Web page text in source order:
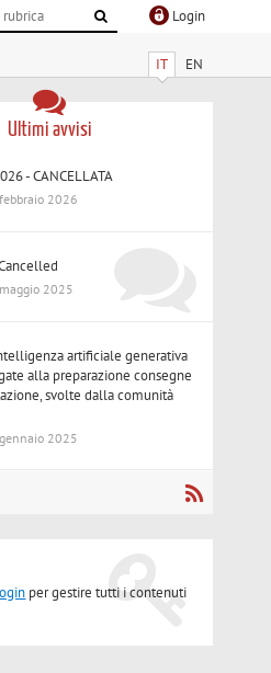
Login
IT EN
Ultimi avvisi
- CANCELLATA
2026
2025
artificiale generativa
alla preparazione consegne
svolte dalla comunità
2025
per gestire tutti i contenuti